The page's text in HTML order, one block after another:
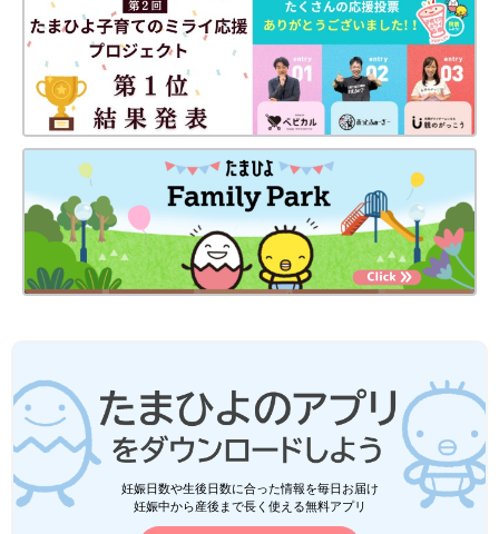
妊娠日数や生後日数に合った情報を毎日お届け
妊娠中から産後まで長く使える無料アプリ